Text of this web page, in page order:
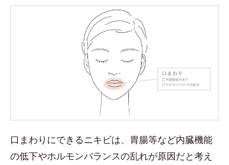
口まわりにできるニキビは、胃腸等など内臓機能
の低下やホルモンバランスの乱れが原因だと考え